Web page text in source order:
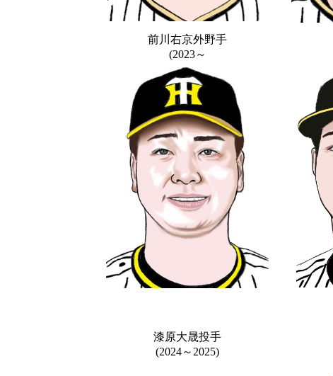
前川右京外野手
(2023～
漆原大晟投手
(2024～2025)